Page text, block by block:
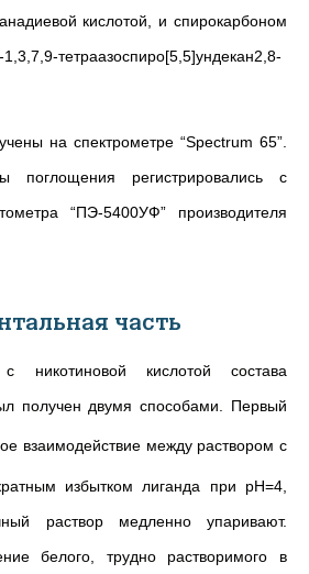
кислотой, и спирокарбоном
тетраазоспиро[5,5]ундекан2,8-
на спектрометре “Spectrum 65”.
поглощения регистрировались с
“ПЭ-5400УФ” производителя
часть
никотиновой кислотой состава
получен двумя способами. Первый
взаимодействие между раствором с
избытком лиганда при рН=4,
раствор медленно упаривают.
белого, трудно растворимого в